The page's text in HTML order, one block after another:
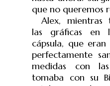
que no queremos
Alex, mientras
las gráficas en
cápsula, que
perfectamente
medidas con
tomaba con su